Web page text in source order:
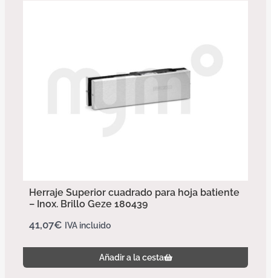
Herraje Superior cuadrado para hoja batiente
– Inox. Brillo Geze 180439
41,07€ IVA incluido
Añadir a la cesta